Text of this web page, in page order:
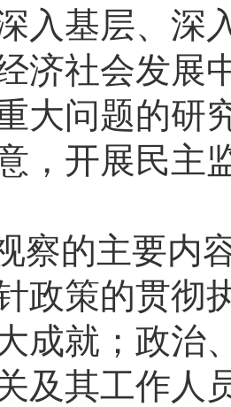
入基层、深
济社会发展
大问题的研
，开展民主
察的主要内
政策的贯彻
成就；政治
及其工作人